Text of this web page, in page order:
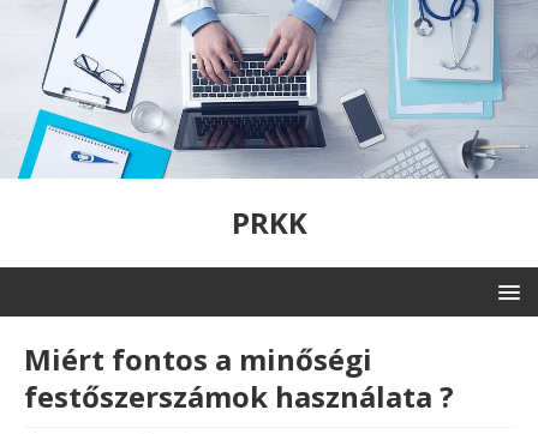
PRKK
Miért fontos a minőségi
festőszerszámok használata ?